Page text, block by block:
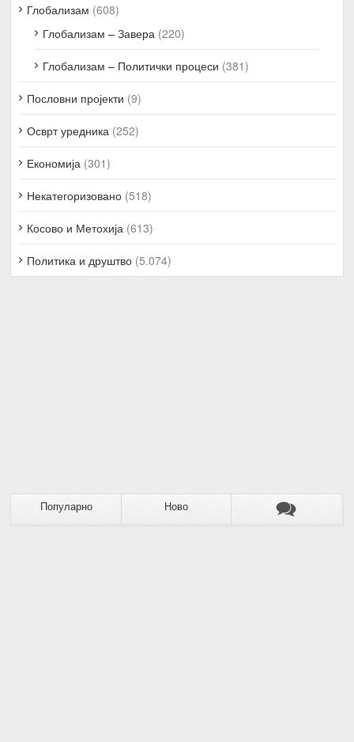
Глобализам (608)
Глобализам – Завера (220)
Глобализам – Политички процеси (381)
Пословни пројекти (9)
Осврт уредника (252)
Економија (301)
Некатегоризовано (518)
Косово и Метохија (613)
Политика и друштво (5.074)
Популарно Ново